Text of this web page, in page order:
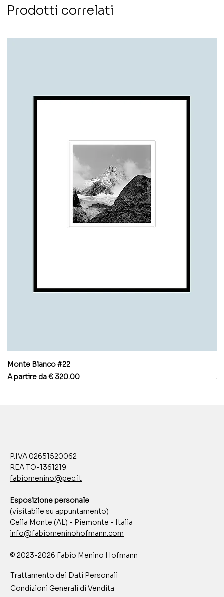
Prodotti correlati
Monte Bianco #22
A partire da€ 320.00
Prezzo scontato
A
P.IVA 02651520062
REA TO-1361219
fabiomenino@pec.it
Esposizione personale
(visitabile su appuntamento)
Cella Monte (AL) - Piemonte - Italia
info@fabiomeninohofmann.com
© 2023-2026 Fabio Menino Hofmann
Trattamento dei Dati Personali
Condizioni Generali di Vendita